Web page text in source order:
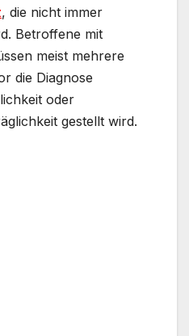
, die nicht immer
Betroffene mit
meist mehrere
die Diagnose
oder
gestellt wird.